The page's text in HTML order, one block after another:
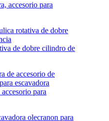
accesorio para
de dobre cilindro de
para